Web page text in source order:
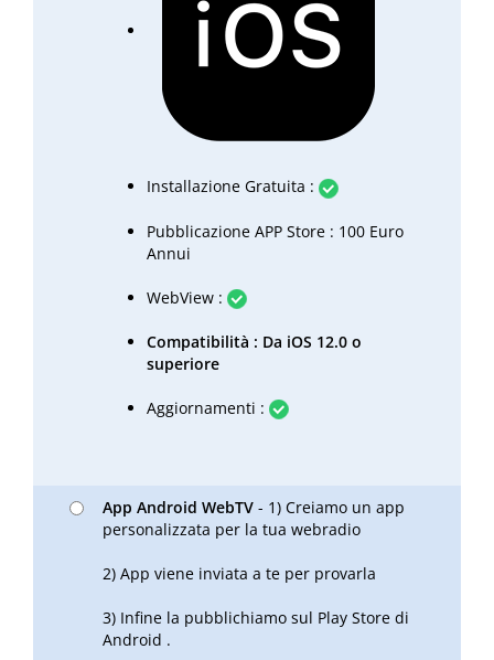
Installazione Gratuita :
Pubblicazione APP Store : 100 Euro
Annui
WebView :
Compatibilità : Da iOS 12.0 o
superiore
Aggiornamenti :
App Android WebTV - 1) Creiamo un app
personalizzata per la tua webradio
2) App viene inviata a te per provarla
3) Infine la pubblichiamo sul Play Store di
Android .